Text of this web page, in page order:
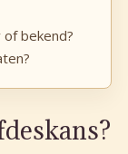
bekend?